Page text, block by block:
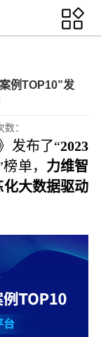
例TOP10”发
：
发布了“2023
榜单， 力维智
大数据驱动